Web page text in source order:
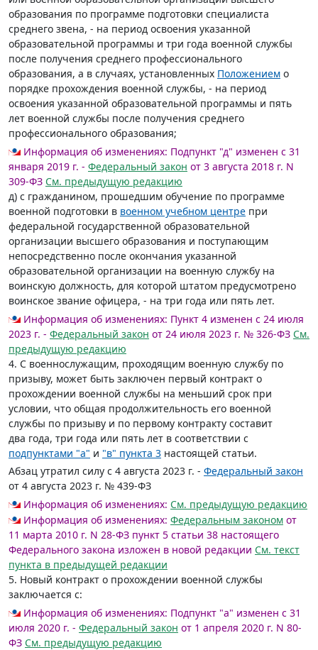
образования по программе подготовки специалиста
среднего звена, - на период освоения указанной
образовательной программы и три года военной службы
после получения среднего профессионального
образования, а в случаях, установленных Положением о
порядке прохождения военной службы, - на период
освоения указанной образовательной программы и пять
лет военной службы после получения среднего
профессионального образования;
Информация об изменениях: Подпункт "д" изменен с 31
января 2019 г. - Федеральный закон от 3 августа 2018 г. N
309-ФЗ См. предыдущую редакцию
д) с гражданином, прошедшим обучение по программе
военной подготовки в военном учебном центре при
федеральной государственной образовательной
организации высшего образования и поступающим
непосредственно после окончания указанной
образовательной организации на военную службу на
воинскую должность, для которой штатом предусмотрено
воинское звание офицера, - на три года или пять лет.
Информация об изменениях: Пункт 4 изменен с 24 июля
2023 г. - Федеральный закон от 24 июля 2023 г. № 326-ФЗ См.
предыдущую редакцию
4. С военнослужащим, проходящим военную службу по
призыву, может быть заключен первый контракт о
прохождении военной службы на меньший срок при
условии, что общая продолжительность его военной
службы по призыву и по первому контракту составит
два года, три года или пять лет в соответствии с
подпунктами "а" и "в" пункта 3 настоящей статьи.
Абзац утратил силу с 4 августа 2023 г. - Федеральный закон
от 4 августа 2023 г. № 439-ФЗ
Информация об изменениях: См. предыдущую редакцию
Информация об изменениях: Федеральным законом от
11 марта 2010 г. N 28-ФЗ пункт 5 статьи 38 настоящего
Федерального закона изложен в новой редакции См. текст
пункта в предыдущей редакции
5. Новый контракт о прохождении военной службы
заключается с:
Информация об изменениях: Подпункт "а" изменен с 31
июля 2020 г. - Федеральный закон от 1 апреля 2020 г. N 80-
ФЗ См. предыдущую редакцию